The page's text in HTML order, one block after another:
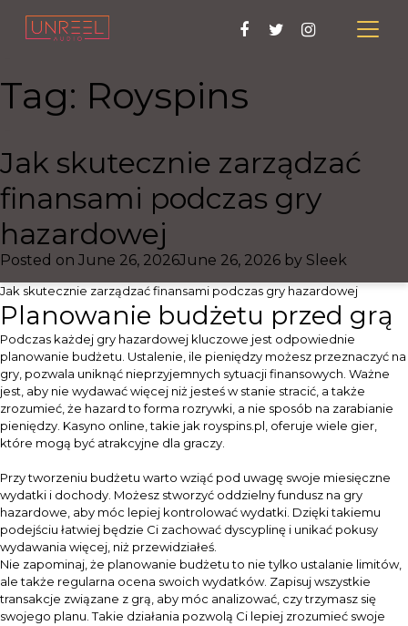
Tag: Royspins
Jak skutecznie zarządzać
finansami podczas gry
hazardowej
Posted on June 26, 2026June 26, 2026 by Sleek
Jak skutecznie zarządzać finansami podczas gry hazardowej
Planowanie budżetu przed grą
Podczas każdej gry hazardowej kluczowe jest odpowiednie
planowanie budżetu. Ustalenie, ile pieniędzy możesz przeznaczyć na
gry, pozwala uniknąć nieprzyjemnych sytuacji finansowych. Ważne
jest, aby nie wydawać więcej niż jesteś w stanie stracić, a także
zrozumieć, że hazard to forma rozrywki, a nie sposób na zarabianie
pieniędzy. Kasyno online, takie jak royspins.pl , oferuje wiele gier,
które mogą być atrakcyjne dla graczy.
Przy tworzeniu budżetu warto wziąć pod uwagę swoje miesięczne
wydatki i dochody. Możesz stworzyć oddzielny fundusz na gry
hazardowe, aby móc lepiej kontrolować wydatki. Dzięki takiemu
podejściu łatwiej będzie Ci zachować dyscyplinę i unikać pokusy
wydawania więcej, niż przewidziałeś.
Nie zapominaj, że planowanie budżetu to nie tylko ustalanie limitów,
ale także regularna ocena swoich wydatków. Zapisuj wszystkie
transakcje związane z grą, aby móc analizować, czy trzymasz się
swojego planu. Takie działania pozwolą Ci lepiej zrozumieć swoje